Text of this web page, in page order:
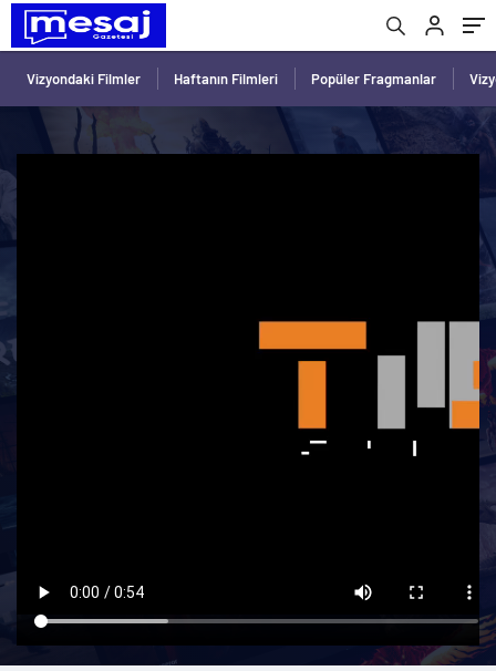
Vizyondaki Filmler Haftanın Filmleri Popüler Fragmanlar